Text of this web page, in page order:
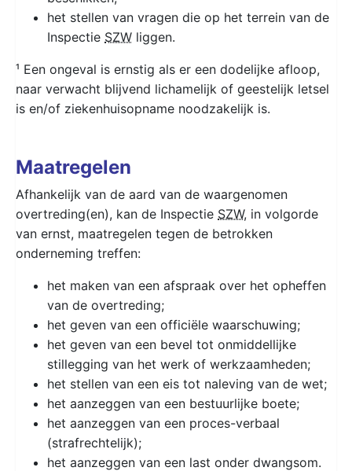
het stellen van vragen die op het terrein van de
Inspectie SZW liggen.
¹ Een ongeval is ernstig als er een dodelijke afloop,
naar verwacht blijvend lichamelijk of geestelijk letsel
is en/of ziekenhuisopname noodzakelijk is.
Maatregelen
Afhankelijk van de aard van de waargenomen
overtreding(en), kan de Inspectie SZW, in volgorde
van ernst, maatregelen tegen de betrokken
onderneming treffen:
het maken van een afspraak over het opheffen
van de overtreding;
het geven van een officiële waarschuwing;
het geven van een bevel tot onmiddellijke
stillegging van het werk of werkzaamheden;
het stellen van een eis tot naleving van de wet;
het aanzeggen van een bestuurlijke boete;
het aanzeggen van een proces-verbaal
(strafrechtelijk);
het aanzeggen van een last onder dwangsom.